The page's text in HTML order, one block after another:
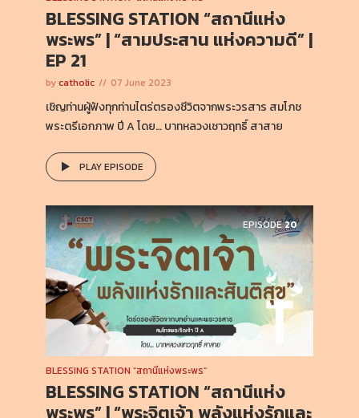
BLESSING STATION “สถานีแห่ง
พระพร” | “สามประสาน แห่งความดี” |
EP 21
bycatholic 07 June 2023
เชิญท่านผู้ฟังทุกท่านไตร่ตรองชีวิตจากพระวรสาร สมโภช
พระตรีเอกภาพ ปี A โดย… บาทหลวงเชาวฤทธิ์ สาสาย
PLAY EPISODE
EPISODE20
BLESSING STATION “สถานีแห่งพระพร”
BLESSING STATION “สถานีแห่ง
พระพร” | “พระจิตเจ้า พลังแห่งรักและ